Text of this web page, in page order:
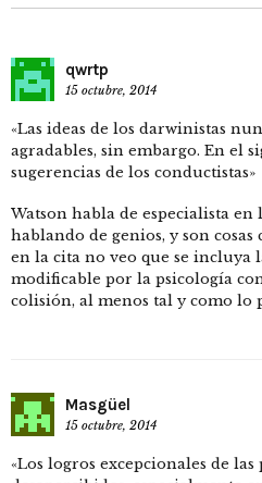
qwrtp
15 octubre, 2014
«Las ideas de los darwinistas
agradables, sin embargo. En el
sugerencias de los conductistas»
Watson habla de especialista en
hablando de genios, y son
en la cita no veo que se incluya
modificable por la psicología
colisión, al menos tal y como lo
Masgüel
15 octubre, 2014
«Los logros excepcionales de